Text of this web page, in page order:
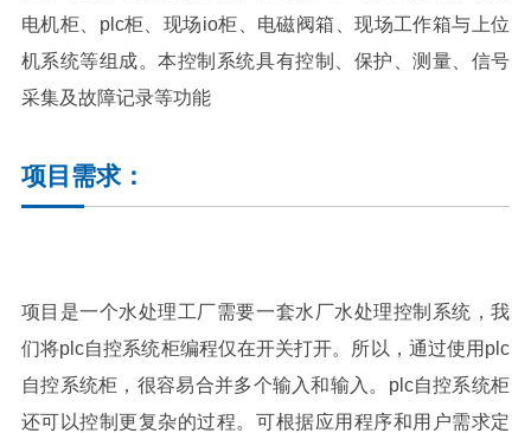
电机柜、plc柜、现场io柜、电磁阀箱、现场工作箱与上位
机系统等组成。本控制系统具有控制、保护、测量、信号
采集及故障记录等功能
项目需求：
项目是一个水处理工厂需要一套水厂水处理控制系统，我
们将plc自控系统柜编程仅在开关打开。所以，通过使用plc
自控系统柜，很容易合并多个输入和输入。plc自控系统柜
还可以控制更复杂的过程。可根据应用程序和用户需求定